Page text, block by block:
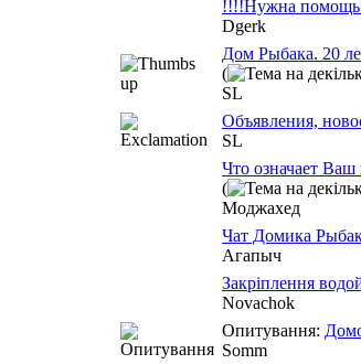
!!!!Нужна
Dgerk
Дом Рыбака. 20
(
SL
Объявления,
SL
Что означает Ваш
(
Моджахед
Чат Домика
Агапыч
Закріплення
Novachok
Опитування:
Somm